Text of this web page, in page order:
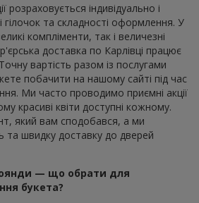
розраховується індивідуально і
гілочок та складності оформлення. У
компліменти, так і величезні
доставка по Карлівці працює
вартість разом із послугами
побачити на нашому сайті під час
Ми часто проводимо приємні акції
красиві квіти доступні кожному.
який вам сподобався, а ми
та швидку доставку до дверей
— що обрати для
букета?